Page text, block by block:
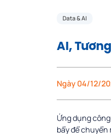
Data & AI
AI,
Ngày 04/12/
Ứng dụng
bẩy để